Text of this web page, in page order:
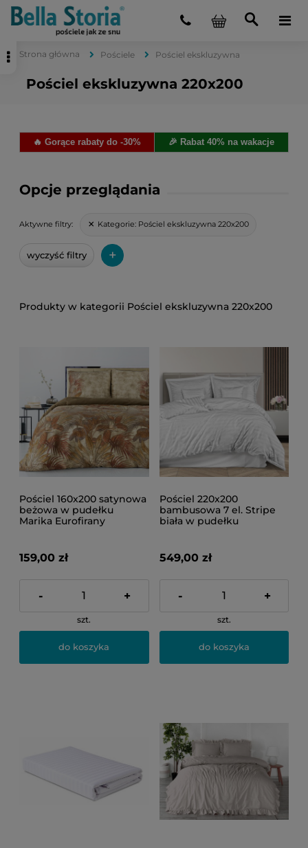
Strona główna Pościele Pościel ekskluzywna
Pościel ekskluzywna 220x200
🔥 Gorące rabaty do -30% 🎉 Rabat 40% na wakacje
Opcje przeglądania
Aktywne filtry: Kategorie: Pościel ekskluzywna 220x200
wyczyść filtry +
Pościel ekskluzywna 220x200
Pościel 160x200 satynowa
beżowa w pudełku
Marika Eurofirany
159,00 zł
- +
szt.
do koszyka
Pościel 220x200
bambusowa 7 el. Stripe
biała w pudełku
549,00 zł
- +
szt.
do koszyka